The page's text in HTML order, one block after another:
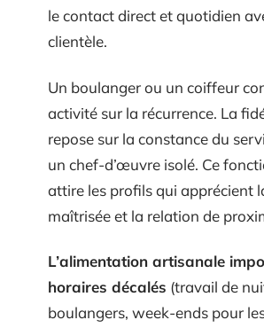
le contact direct et quotidien
clientèle.
Un boulanger ou un coiffeur
activité sur la récurrence. La
repose sur la constance du
un chef-d’œuvre isolé. Ce
attire les profils qui apprécient
maîtrisée et la relation de
L’alimentation artisanale
horaires décalés (travail de
boulangers, week-ends pour